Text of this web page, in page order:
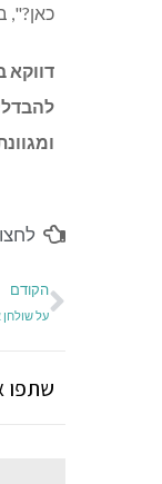
כאן?",
דווקא
הקודם
על
שתפו